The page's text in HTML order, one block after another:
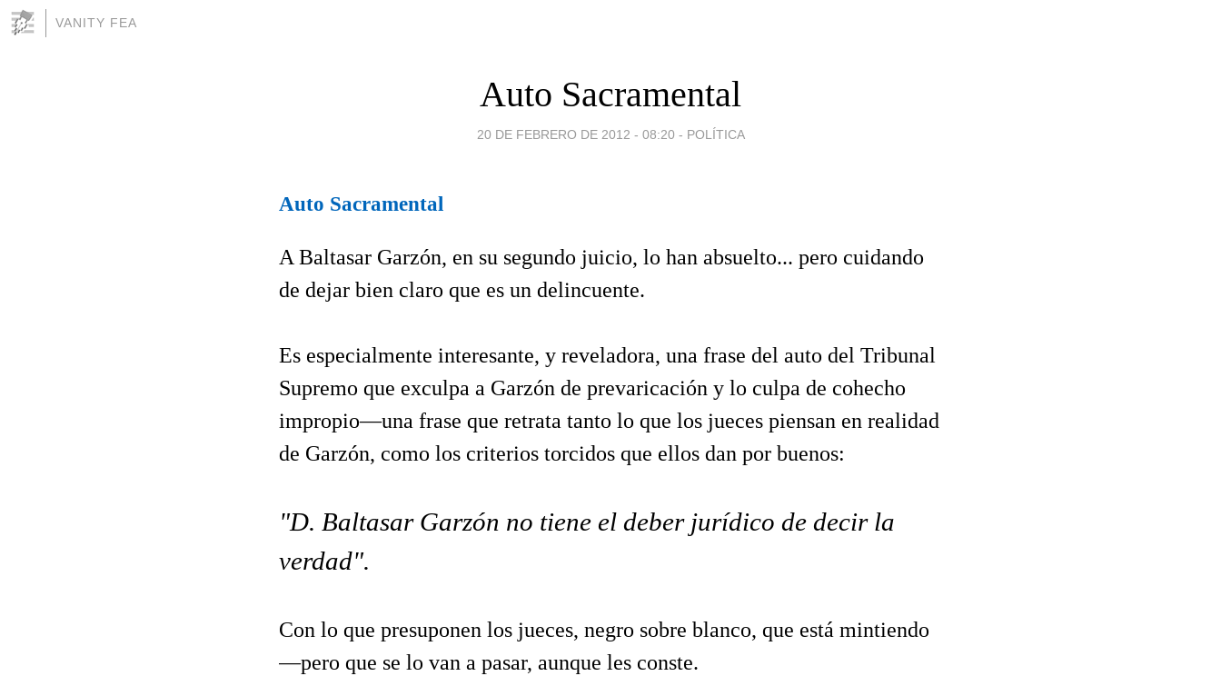
VANITY FEA
Auto Sacramental
20 DE FEBRERO DE 2012 - 08:20 - POLÍTICA
Auto Sacramental
A Baltasar Garzón, en su segundo juicio, lo han absuelto... pero cuidando
de dejar bien claro que es un delincuente.
Es especialmente interesante, y reveladora, una frase del auto del Tribunal
Supremo que exculpa a Garzón de prevaricación y lo culpa de cohecho
impropio—una frase que retrata tanto lo que los jueces piensan en realidad
de Garzón, como los criterios torcidos que ellos dan por buenos:
"D. Baltasar Garzón no tiene el deber jurídico de decir la
verdad".
Con lo que presuponen los jueces, negro sobre blanco, que está mintiendo
—pero que se lo van a pasar, aunque les conste.